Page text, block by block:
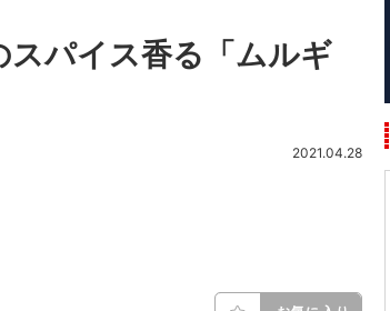
スパイス香る「ムルギ
2021.04.28